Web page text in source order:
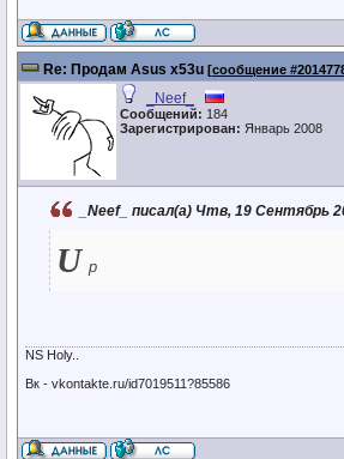
Re: Продам Asus x53u [сообщение
_Neef_
Сообщений: 184
Зарегистрирован: Январь 2008
_Neef_ писал(а) Чтв, 19 Сентябрь
U p
NS Holy..
Вк - vkontakte.ru/id7019511?85586